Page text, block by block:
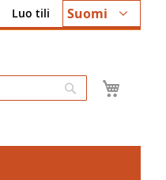
Kieli
Suomi
Luo tili
Hae